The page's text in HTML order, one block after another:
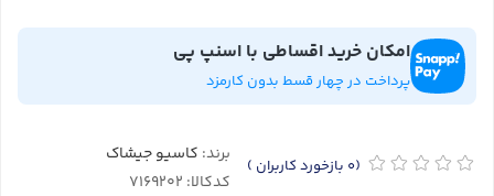
امکان خرید اقساطی با اسنپ پی
پرداخت در چهار قسط بدون کارمزد
(0 بازخورد کاربران ) برند: کاسیو جیشاک
کدکالا: